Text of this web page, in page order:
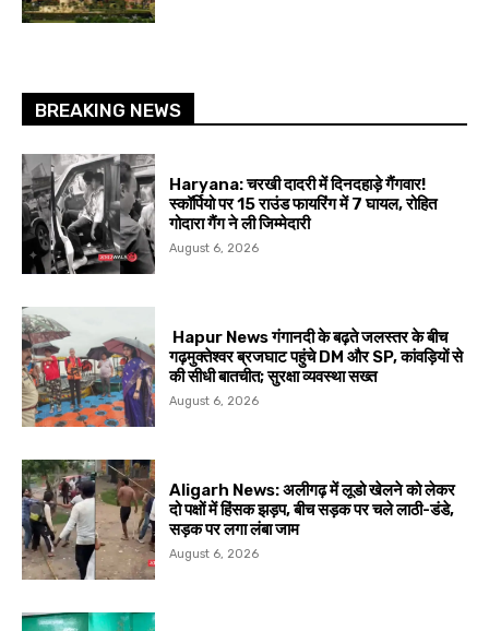
BREAKING NEWS
Haryana: चरखी दादरी में दिनदहाड़े गैंगवार!
स्कॉर्पियो पर 15 राउंड फायरिंग में 7 घायल, रोहित
गोदारा गैंग ने ली जिम्मेदारी
August 6, 2026
Hapur News गंगानदी के बढ़ते जलस्तर के बीच
गढ़मुक्तेश्वर ब्रजघाट पहुंचे DM और SP, कांवड़ियों से
की सीधी बातचीत; सुरक्षा व्यवस्था सख्त
August 6, 2026
Aligarh News: अलीगढ़ में लूडो खेलने को लेकर
दो पक्षों में हिंसक झड़प, बीच सड़क पर चले लाठी-डंडे,
सड़क पर लगा लंबा जाम
August 6, 2026